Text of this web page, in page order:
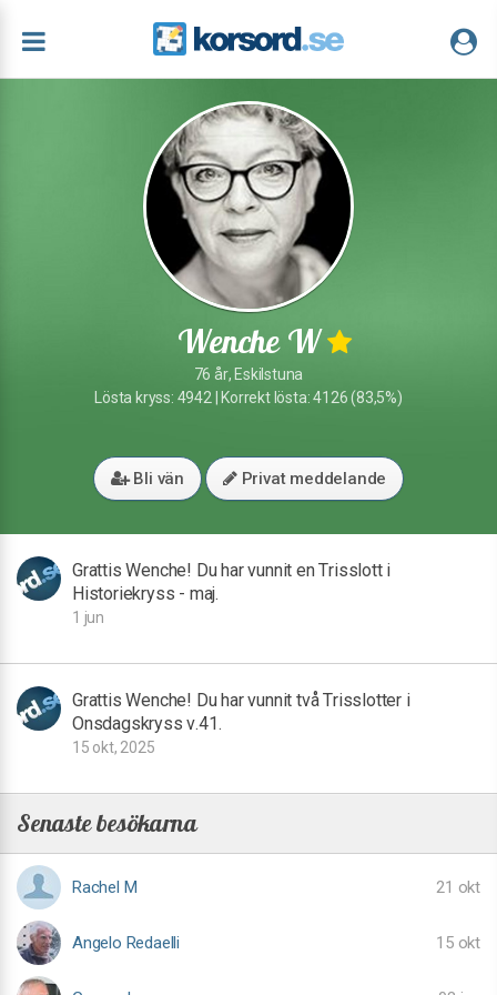
Wenche W
76 år, Eskilstuna
Lösta kryss: 4942 | Korrekt lösta: 4126 (83,5%)
Bli vän Privat meddelande
Grattis Wenche! Du har vunnit en Trisslott i
Historiekryss - maj.
1 jun
Grattis Wenche! Du har vunnit två Trisslotter i
Onsdagskryss v.41.
15 okt, 2025
Senaste besökarna
Rachel M 21 okt
Angelo Redaelli 15 okt